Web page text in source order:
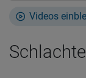
Videos